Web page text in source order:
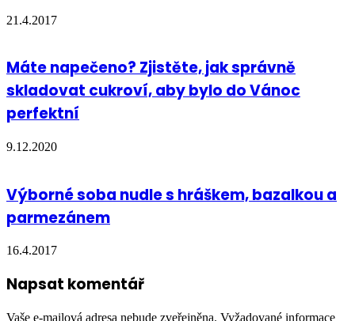
21.4.2017
Máte napečeno? Zjistěte, jak správně
skladovat cukroví, aby bylo do Vánoc
perfektní
9.12.2020
Výborné soba nudle s hráškem, bazalkou a
parmezánem
16.4.2017
Napsat komentář
Vaše e-mailová adresa nebude zveřejněna. Vyžadované informace